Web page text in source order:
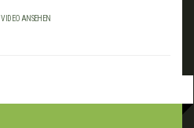
VIDEO ANSEHEN